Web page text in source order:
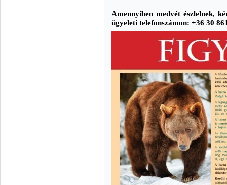
Amennyiben medvét észlelnek,
ügyeleti telefonszámon: +36 30